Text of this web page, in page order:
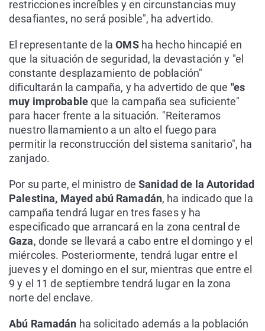
restricciones increíbles y en circunstancias muy
desafiantes, no será posible", ha advertido.
El representante de laOMS ha hecho hincapié en
que la situación de seguridad, la devastación y "el
constante desplazamiento de población"
dificultarán la campaña, y ha advertido de que "es
muy improbableque la campaña sea suficiente"
para hacer frente a la situación. "Reiteramos
nuestro llamamiento a un alto el fuego para
permitir la reconstrucción del sistema sanitario", ha
zanjado.
Por su parte, el ministro deSanidad de la Autoridad
Palestina, Mayed abú Ramadán, ha indicado que la
campaña tendrá lugar en tres fases y ha
especificado que arrancará en la zona central de
Gaza, donde se llevará a cabo entre el domingo y el
miércoles. Posteriormente, tendrá lugar entre el
jueves y el domingo en el sur, mientras que entre el
9 y el 11 de septiembre tendrá lugar en la zona
norte del enclave.
Abú Ramadán ha solicitado además a la población